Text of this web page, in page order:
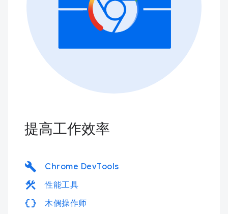
提高工作效率
build Chrome DevTools
construction 性能工具
data_object 木偶操作师